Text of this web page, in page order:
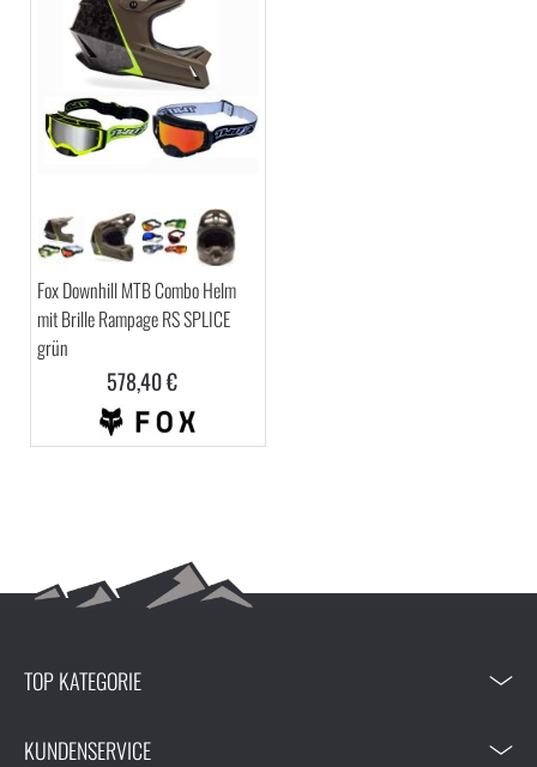
Fox Downhill MTB Combo Helm
mit Brille Rampage RS SPLICE
grün
578,40 €
TOP KATEGORIE
KUNDENSERVICE